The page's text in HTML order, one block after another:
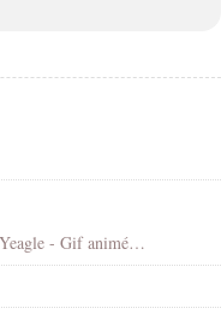
Mandy - Dean Yeagle - Gif animé - Scintillants - Render-Tube - Gratuit